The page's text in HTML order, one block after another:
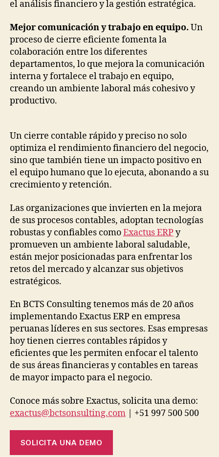
el análisis financiero y la gestión estratégica.
Mejor comunicación y trabajo en equipo. Un
proceso de cierre eficiente fomenta la
colaboración entre los diferentes
departamentos, lo que mejora la comunicación
interna y fortalece el trabajo en equipo,
creando un ambiente laboral más cohesivo y
productivo.
Un cierre contable rápido y preciso no solo
optimiza el rendimiento financiero del negocio,
sino que también tiene un impacto positivo en
el equipo humano que lo ejecuta, abonando a su
crecimiento y retención.
Las organizaciones que invierten en la mejora
de sus procesos contables, adoptan tecnologías
robustas y confiables comoExactus ERPy
promueven un ambiente laboral saludable,
están mejor posicionadas para enfrentar los
retos del mercado y alcanzar sus objetivos
estratégicos.
En BCTS Consulting tenemos más de 20 años
implementando Exactus ERP en empresa
peruanas líderes en sus sectores. Esas empresas
hoy tienen cierres contables rápidos y
eficientes que les permiten enfocar el talento
de sus áreas financieras y contables en tareas
de mayor impacto para el negocio.
Conoce más sobre Exactus, solicita una demo:
exactus@bctsonsulting.com | +51 997 500 500
SOLICITA UNA DEMO